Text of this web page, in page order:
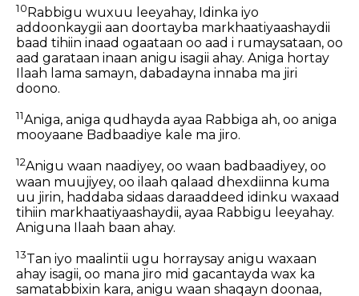
10Rabbigu wuxuu leeyahay, Idinka iyo
addoonkaygii aan doortayba markhaatiyaashaydii
baad tihiin inaad ogaataan oo aad i rumaysataan, oo
aad garataan inaan anigu isagii ahay. Aniga hortay
Ilaah lama samayn, dabadayna innaba ma jiri
doono.
11Aniga, aniga qudhayda ayaa Rabbiga ah, oo aniga
mooyaane Badbaadiye kale ma jiro.
12Anigu waan naadiyey, oo waan badbaadiyey, oo
waan muujiyey, oo ilaah qalaad dhexdiinna kuma
uu jirin, haddaba sidaas daraaddeed idinku waxaad
tihiin markhaatiyaashaydii, ayaa Rabbigu leeyahay.
Aniguna Ilaah baan ahay.
13Tan iyo maalintii ugu horraysay anigu waxaan
ahay isagii, oo mana jiro mid gacantayda wax ka
samatabbixin kara, anigu waan shaqayn doonaa,